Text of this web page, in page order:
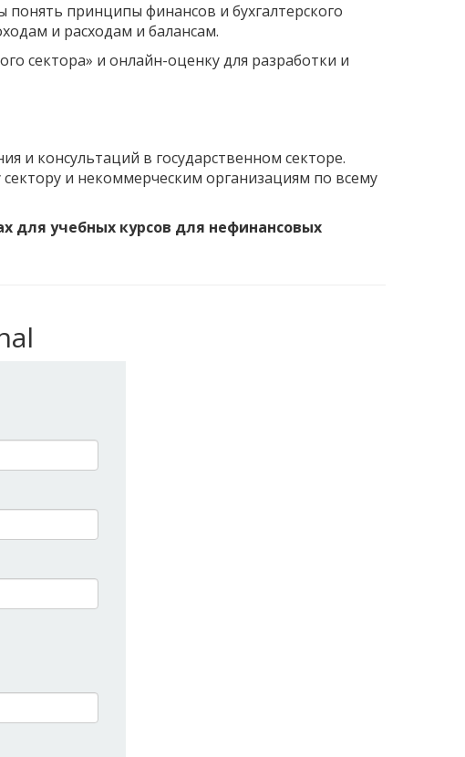
принципы финансов и бухгалтерского
и расходам и балансам.
сектора» и онлайн-оценку для разработки и
и консультаций в государственном секторе.
и некоммерческим организациям по всему
для учебных курсов для нефинансовых